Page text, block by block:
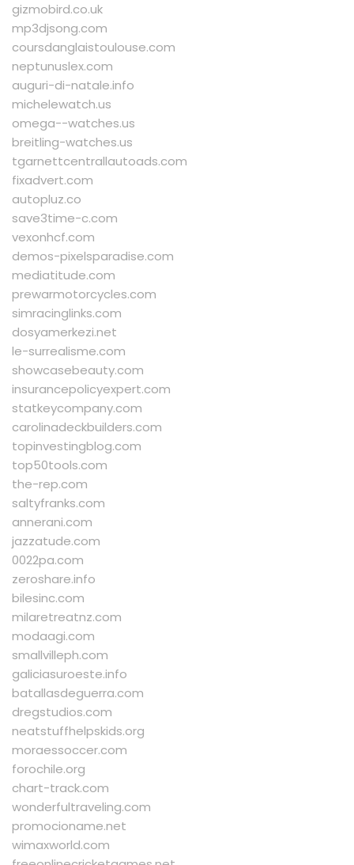
gizmobird.co.uk
mp3djsong.com
coursdanglaistoulouse.com
neptunuslex.com
auguri-di-natale.info
michelewatch.us
omega--watches.us
breitling-watches.us
tgarnettcentrallautoads.com
fixadvert.com
autopluz.co
save3time-c.com
vexonhcf.com
demos-pixelsparadise.com
mediatitude.com
prewarmotorcycles.com
simracinglinks.com
dosyamerkezi.net
le-surrealisme.com
showcasebeauty.com
insurancepolicyexpert.com
statkeycompany.com
carolinadeckbuilders.com
topinvestingblog.com
top50tools.com
the-rep.com
saltyfranks.com
annerani.com
jazzatude.com
0022pa.com
zeroshare.info
bilesinc.com
milaretreatnz.com
modaagi.com
smallvilleph.com
galiciasuroeste.info
batallasdeguerra.com
dregstudios.com
neatstuffhelpskids.org
moraessoccer.com
forochile.org
chart-track.com
wonderfultraveling.com
promocioname.net
wimaxworld.com